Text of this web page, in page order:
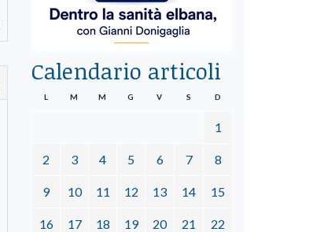
Calendario articoli
L M M G V S D
1
2 3 4 5 6 7 8
9 10 11 12 13 14 15
16 17 18 19 20 21 22